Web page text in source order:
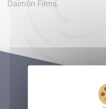
Daïmôn Films.